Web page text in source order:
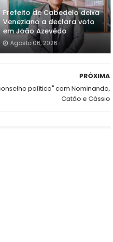
Prefeito de Cabedelo deixa
Veneziano a declara voto
em João Azevêdo
Agosto 06, 2026
PRÓXIMA
político" com Nominando,
Catão e Cássio